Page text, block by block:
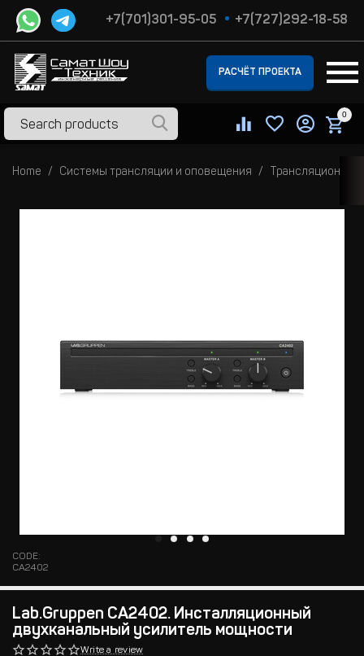
+7(701)301-95-05 +7(727)292-18-58
РАСЧЁТ ПРОЕКТА
0
Home Системы трансляции и оповещения
CODE:
CA2402
Lab.Gruppen CA2402. Инсталляционный
двухканальный усилитель мощности
Write a review